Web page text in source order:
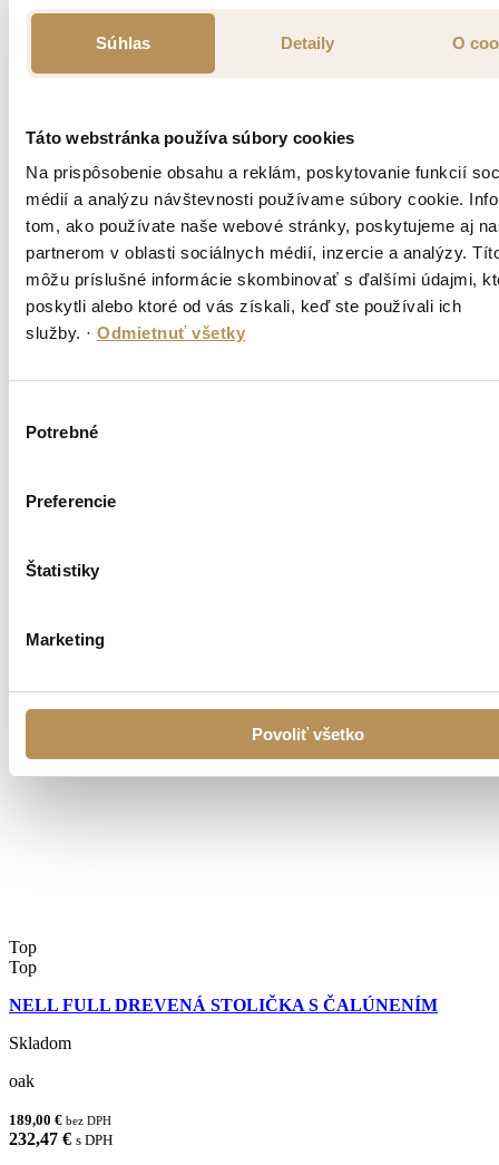
Súhlas Detaily O
Táto webstránka používa súbory cookies
Na prispôsobenie obsahu a reklám, poskytovanie funkcií
médií a analýzu návštevnosti používame súbory cookie.
tom, ako používate naše webové stránky, poskytujeme aj
partnerom v oblasti sociálnych médií, inzercie a analýzy.
môžu príslušné informácie skombinovať s ďalšími údajmi,
poskytli alebo ktoré od vás získali, keď ste používali ich
služby. · Odmietnuť všetky
súhlasu
Potrebné
Preferencie
Štatistiky
Marketing
Povoliť všetko
NET záhradná stolička s podrúčkami
Skladom
antracite
91,00 € bez DPH
111,93 € s DPH
Top
Top
NELL FULL DREVENÁ STOLIČKA S ČALÚNENÍM
Skladom
oak
189,00 € bez DPH
232,47 € s DPH